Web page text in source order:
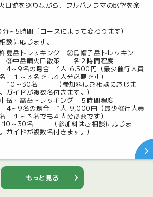
口跡を巡りながら、フルパノラマの眺望を楽
～5時間（コースによって変わります）
談に応じます。
島岳トレッキング ②烏帽子岳トレッキン
③中岳噴火口散策 各２時間程度
～9名の場合 1人 6,500円（最少催行人員
１～３名でも４人分必要です）
～30名 （参加料はご相談に応じま
ガイドが複数名付きます。）
岳・高岳トレッキング ５時間程度
～9名の場合 1人 9,000円（最少催行人員
１～３名でも４人分必要です）
～30名 （参加料はご相談に応じま
ガイドが複数名付きます。）
もっと見る